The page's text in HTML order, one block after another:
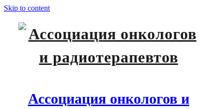
Skip to content
Ассоциация онкологов и